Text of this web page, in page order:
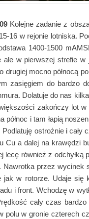
Kolejne zadanie z
16 w rejonie lotniska.
1400-1500
ale w pierwszej strefie w
drugiej mocno północą
zasięgiem do bardzo
Dolatuje do nas
zakończy lot w
północ i tam łapią
Podlatuję ostrożnie i
Cu a dalej na krawędzi
lecę również z odchyłką
Nawrotka przez wycinek
jak w rotorze. Udaje
i front. Wchodzę w
cały czas
polu w gronie czterech